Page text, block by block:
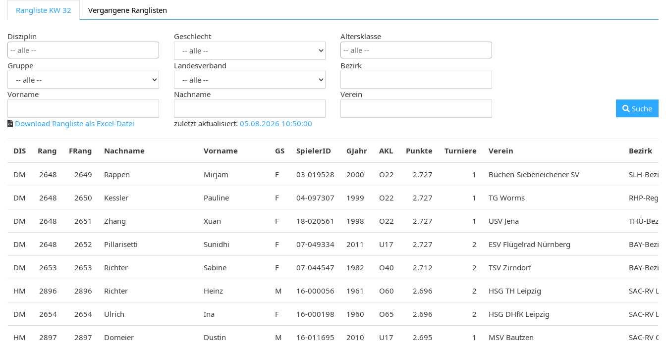
Rangliste KW 32 Vergangene Ranglisten
Disziplin Geschlecht Altersklasse
Gruppe Landesverband Bezirk
Vorname Nachname
Verein
Suche
Download Rangliste als Excel-Datei
zuletzt aktualisiert: 05.08.2026 10:50:00
DIS Rang FRang Nachname Vorname GS SpielerID GJahr AKL Punkte Turniere Verein Bezirk
DM 2648 2649 Rappen Mirjam F 03-019528 2000 O22 2.727 1 Büchen-Siebeneichener SV SLH-
DM 2648 2650 Kessler Pauline F 04-097307 1999 O22 2.727 1 TG Worms RHP-
DM 2648 2651 Zhang Xuan F 18-020561 1998 O22 2.727 1 USV Jena THÜ-
DM 2648 2652 Pillarisetti Sunidhi F 07-049334 2011 U17 2.727 2 ESV Flügelrad Nürnberg BAY-
DM 2653 2653 Richter Sabine F 07-044547 1982 O40 2.712 2 TSV Zirndorf BAY-
HM 2896 2896 Richter Heinz M 16-000056 1961 O60 2.696 2 HSG TH Leipzig SAC-RV
DM 2654 2654 Ulrich Ina F 16-000198 1960 O65 2.696 2 HSG DHfK Leipzig SAC-RV
HM 2897 2897 Domeier Dustin M 16-011695 2010 U17 2.695 1 MSV Bautzen SAC-RV